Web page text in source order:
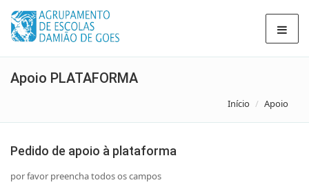
Apoio PLATAFORMA
Início Apoio
Pedido de apoio à plataforma
por favor preencha todos os campos